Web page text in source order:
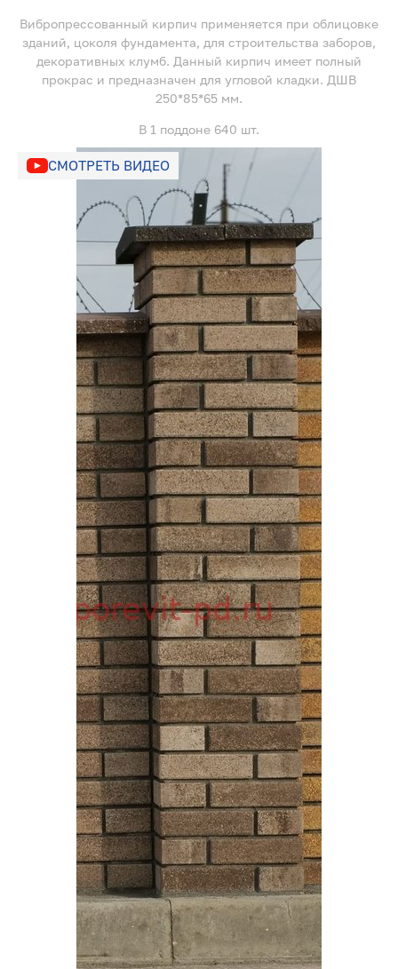
Вибропрессованный кирпич применяется при облицовке
зданий, цоколя фундамента, для строительства заборов,
декоративных клумб. Данный кирпич имеет полный
прокрас и предназначен для угловой кладки. ДШВ
250*85*65 мм.
В 1 поддоне 640 шт.
СМОТРЕТЬ ВИДЕО